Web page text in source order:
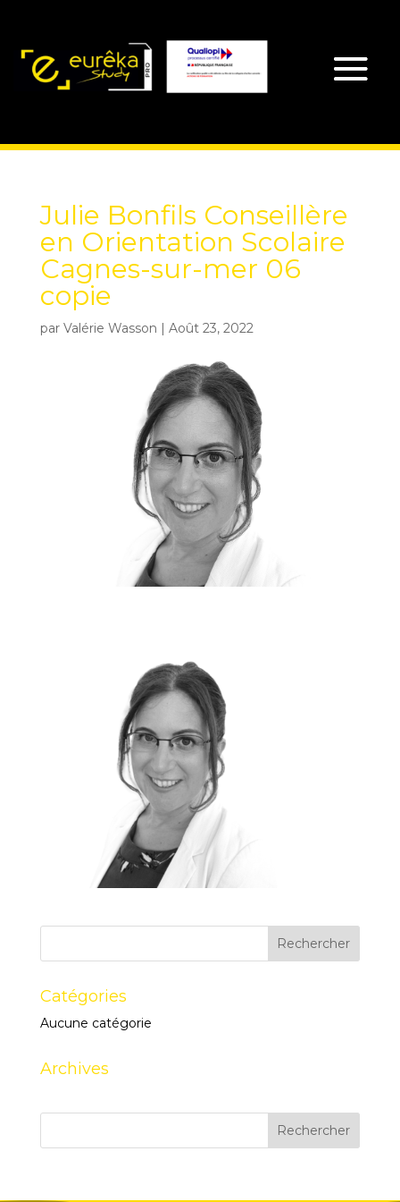
Julie Bonfils Conseillère
en Orientation Scolaire
Cagnes-sur-mer 06
copie
par Valérie Wasson | Août 23, 2022
Catégories
Aucune catégorie
Archives